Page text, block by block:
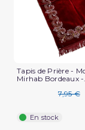
Tapis de Prière -
Mirhab Bordeaux -
7,95 €
En stock